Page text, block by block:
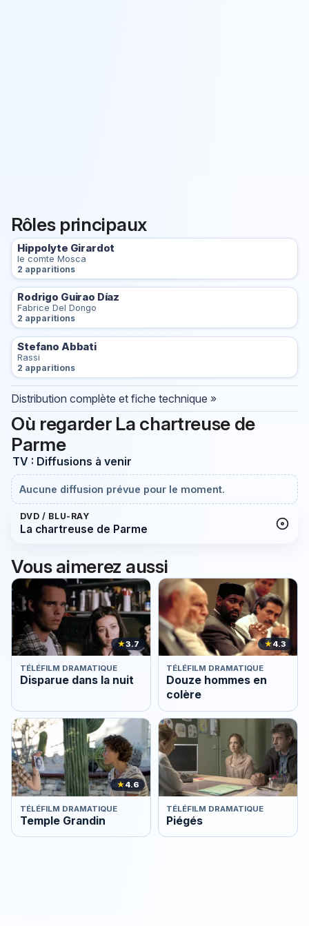
Rôles principaux
Hippolyte Girardot
le comte Mosca
2 apparitions
Rodrigo Guirao Díaz
Fabrice Del Dongo
2 apparitions
Stefano Abbati
Rassi
2 apparitions
Distribution complète et fiche technique »
Où regarder La chartreuse de
Parme
TV : Diffusions à venir
Aucune diffusion prévue pour le moment.
DVD / BLU-RAY
La chartreuse de Parme
Vous aimerez aussi
★3.7
TÉLÉFILM DRAMATIQUE
Disparue dans la nuit
★4.3
TÉLÉFILM DRAMATIQUE
Douze hommes en
colère
★4.6
TÉLÉFILM DRAMATIQUE
Temple Grandin
TÉLÉFILM DRAMATIQUE
Piégés